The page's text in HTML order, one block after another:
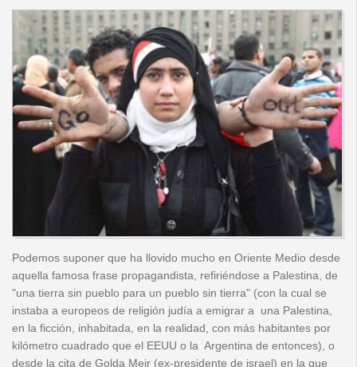
Podemos suponer que ha llovido mucho en Oriente Medio desde
aquella famosa frase propagandista, refiriéndose a Palestina, de
"una tierra sin pueblo para un pueblo sin tierra" (con la cual se
instaba a europeos de religión judía a emigrar a una Palestina,
en la ficción, inhabitada, en la realidad, con más habitantes por
kilómetro cuadrado que el EEUU o la Argentina de entonces), o
desde la cita de Golda Meir (ex-presidente de israel) en la que